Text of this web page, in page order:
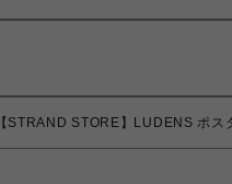
【STRAND STORE】LUDENS ポス